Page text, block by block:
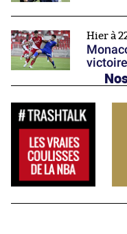
Hier à
victoire